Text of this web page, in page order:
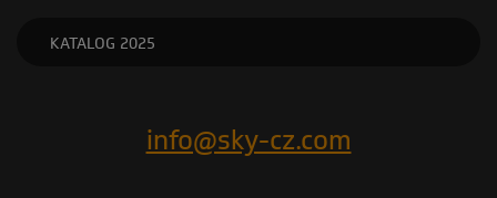
KATALOG 2025
info@sky-cz.com